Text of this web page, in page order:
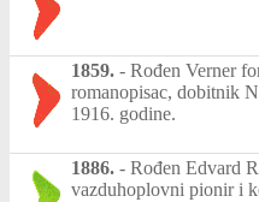
1859. - Rođen Verner
romanopisac, dobitnik
1916. godine.
1886. - Rođen Edvard
vazduhoplovni pionir i